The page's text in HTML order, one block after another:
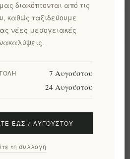
σελίδας
μας
διακόπτονται από τις
καθώς ταξιδεύουμε
νέες μεσογειακές
7 Αυγούστου
24 Αυγούστου
ΈΩΣ 7 ΑΥΓΟΎΣΤΟΥ
τη συλλογή